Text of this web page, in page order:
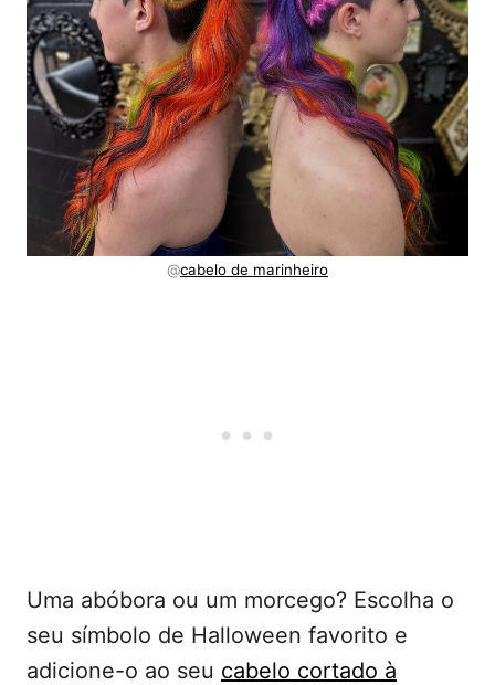
@cabelo de marinheiro
Uma abóbora ou um morcego? Escolha o
seu símbolo de Halloween favorito e
adicione-o ao seu cabelo cortado à